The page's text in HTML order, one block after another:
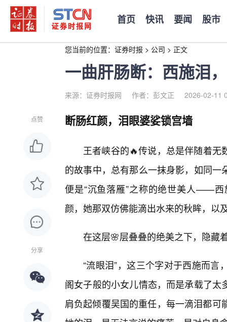
首页 快讯 要闻 股市
您当前的位置： 证券时报 > 公司 > 正文
一曲肝肠断：西施泪
来源：证券时报网 作者：彭文正 2026-02-11
点赞
分享
断肠红颜，泪眼婆娑锁宫墙
王者峡谷的🔥传说，总是伴随着
的故事中，总有那么一抹身影，如同
便是“沉鱼落雁”之称的绝世美人——
颜，她那双仿佛能滴出水来的秋眸，以
在这层🌸层叠叠的绝美之下，隐藏
“流眼泪”，这三个字对于西施而
阁女子般的小女儿情态，而是承载了
肩负起倾覆吴国的重任，每一滴泪都